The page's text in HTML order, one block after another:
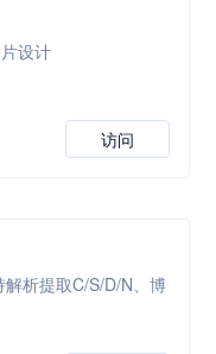
设计
访问
析提取C/S/D/N、博